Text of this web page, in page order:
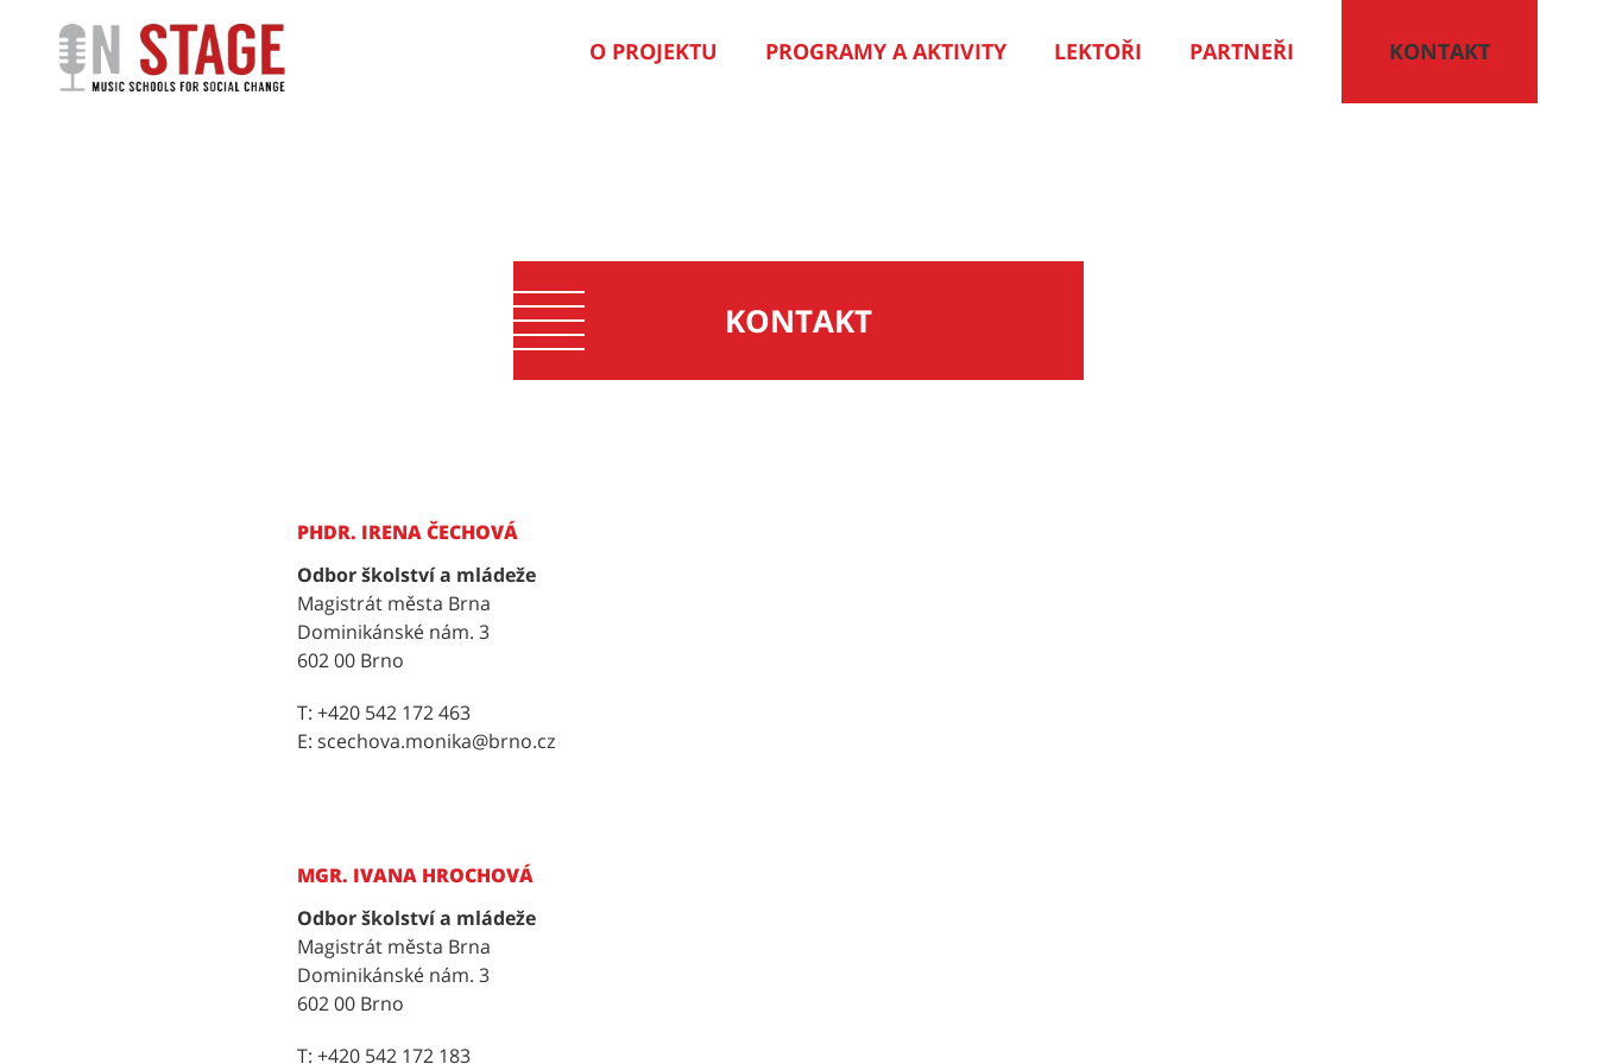
KONTAKT - ONSTAGE
O PROJEKTU PROGRAMY A AKTIVITY LEKTOŘI PARTNEŘI KONTAKT
KONTAKT
PHDR. IRENA ČECHOVÁ
Odbor školství a mládeže
Magistrát města Brna
Dominikánské nám. 3
602 00 Brno
T: +420 542 172 463
E: scechova.monika@brno.cz
MGR. IVANA HROCHOVÁ
Odbor školství a mládeže
Magistrát města Brna
Dominikánské nám. 3
602 00 Brno
T: +420 542 172 183